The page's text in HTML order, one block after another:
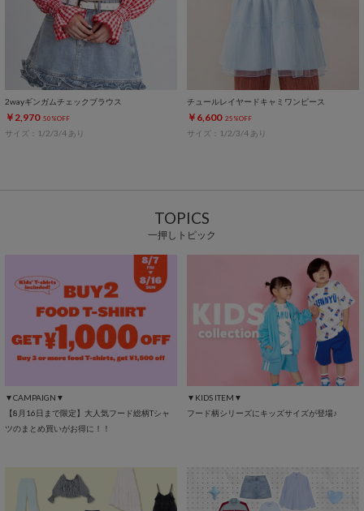
2wayギンガムチェックブラウス
￥2,970 50%OFF
サイズ：1/2/3/4 あり
チュールレイヤードキャミワンピース
￥6,600 25%OFF
サイズ：1/2/3/4 あり
TOPICS
一押しトピック
▼CAMPAIGN▼
【8月16日まで限定】大人気フード総柄Tシャ
ツのまとめ買いがお得に！！
▼KIDS ITEM▼
フード柄シリーズにキッズサイズが登場♪